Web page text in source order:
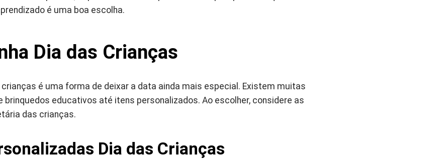
é uma boa escolha.
Dia das Crianças
é uma forma de deixar a data ainda mais especial. Existem muitas
brinquedos educativos até itens personalizados. Ao escolher, considere as
das crianças.
Dia das Crianças